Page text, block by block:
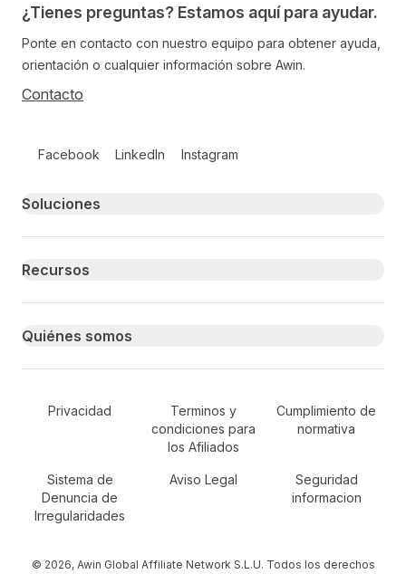
¿Tienes preguntas? Estamos aquí para ayudar.
Ponte en contacto con nuestro equipo para obtener ayuda,
orientación o cualquier información sobre Awin.
Contacto
Facebook LinkedIn Instagram
Primary footer navigation
Soluciones
Recursos
Quiénes somos
Secondary Footer Navigation
Privacidad
Terminos y
condiciones para
los Afiliados
Cumplimiento de
normativa
Sistema de
Denuncia de
Irregularidades
Aviso Legal
Seguridad
informacion
© 2026, Awin Global Affiliate Network S.L.U. Todos los derechos